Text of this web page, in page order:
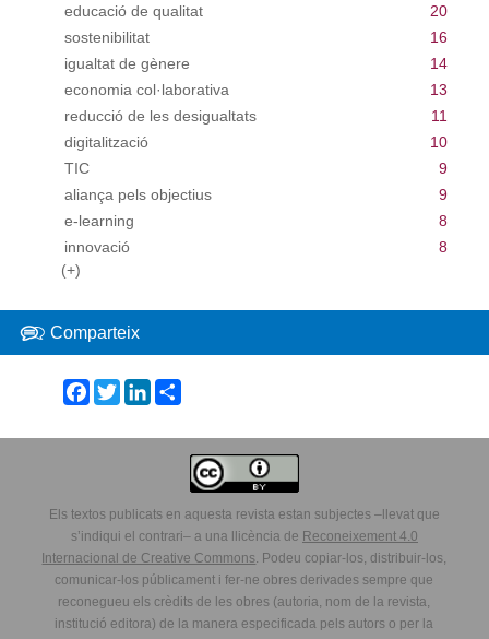
educació de qualitat
20
sostenibilitat
16
igualtat de gènere
14
economia col·laborativa
13
reducció de les desigualtats
11
digitalització
10
TIC
9
aliança pels objectius
9
e-learning
8
innovació
8
(+)
Comparteix
Facebook
TwitterLinkedIn
Share
Els textos publicats en aquesta revista estan subjectes –llevat que
s’indiqui el contrari– a una llicència de Reconeixement 4.0
Internacional de Creative Commons. Podeu copiar-los, distribuir-los,
comunicar-los públicament i fer-ne obres derivades sempre que
reconegueu els crèdits de les obres (autoria, nom de la revista,
institució editora) de la manera especificada pels autors o per la